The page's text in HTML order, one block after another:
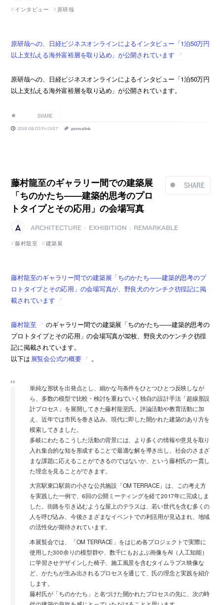
インタビュー
原研哉
原研哉への、日経ビジネスオンラインによるインタビュー「1泊50万円
以上支払える海外富裕層を取り込め」が公開されています
原研哉への、日経ビジネスオンラインによるインタビュー「1泊50万円
以上支払える海外富裕層を取り込め」が公開されています。
SHARE
2018.08.03 Fri 13:57 permalink
SHARE
藤村龍至のギャラリー間での建築展
「ちのかたち――建築的思考のプロ
トタイプとその応用」の会場写真
ARCHITECTURE EXHIBITION
REMARKABLE
藤村龍至
建築展
藤村龍至のギャラリー間での建築展「ちのかたち――建築的思考のプ
ロトタイプとその応用」の会場写真が、野良犬のケンチク彷徨記に掲
載されています
藤村龍至
のギャラリー間での建築展「ちのかたち――建築的思考の
プロトタイプとその応用」の会場写真が32枚、野良犬のケンチク彷徨
記に掲載されています。
以下は 展覧会公式の概要 。
単純な形状を出発点とし、細かな与条件をひとつひとつ反映しなが
ら、多数の模型で比較・検討を重ねていく独自の設計手法「超線形設
計プロセス」を展開してきた藤村龍至氏。評論活動や教育活動に加
え、近年では市民を巻き込み、現代に即した開かれた建築のあり方を
模索してきました。
多岐にわたるこうした活動の背景には、より多くの情報や意見を取り
入れ集合的な知を形成することで最適な解を導き出し、社会のさまざ
まな課題に応えることができるのではないか、という藤村氏の一貫し
た理念を見ることができます。
大宮駅東口駅前の小さな公共施設「OM TERRACE」は、この考え方
を実践した一例で、6回の公開ミーティングを経て2017年に完成しま
した。街路を引き込むような屋上のテラスは、若い世代を含む多くの
人を呼び込み、今後さまざまなイベントでの利活用が見込まれ、地域
の活性化が期待されています。
本展覧会では、「OM TERRACE」をはじめ各プロジェクトで実際に
使用した300余りの模型群や、数千にもおよぶ画像をAI（人工知能）
に学習させデザインした椅子、施工風景を含むタイムラプス映像な
ど、かたちが生み出されるプロセスを通じて、氏の理念と実践を紹介
します。
藤村氏が「ちのかたち」と名づけた開かれたプロセスの先に、次の時